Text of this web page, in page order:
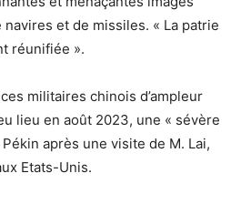
navires et de missiles. « La patrie
réunifiée ».
militaires chinois d’ampleur
lieu en août 2023, une « sévère
après une visite de M. Lai,
Etats-Unis.